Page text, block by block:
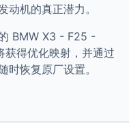
动机的真正潜力。
BMW X3 - F25 -
得优化映射，并通过
时恢复原厂设置。